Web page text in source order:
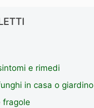
e rimedi
in casa o giardino
fragole